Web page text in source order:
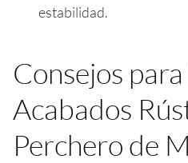
estabilidad.
Consejos
Acabados
Perchero de